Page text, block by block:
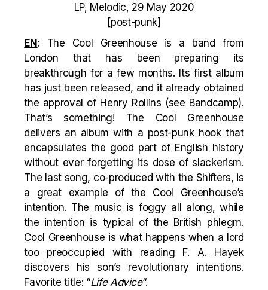
LP, Melodic, 29 May 2020
[post-punk]
EN: The Cool Greenhouse is a band from
London that has been preparing its
breakthrough for a few months. Its first album
has just been released, and it already obtained
the approval of Henry Rollins (see Bandcamp).
That’s something! The Cool Greenhouse
delivers an album with a post-punk hook that
encapsulates the good part of English history
without ever forgetting its dose of slackerism.
The last song, co-produced with the Shifters, is
a great example of the Cool Greenhouse’s
intention. The music is foggy all along, while
the intention is typical of the British phlegm.
Cool Greenhouse is what happens when a lord
too preoccupied with reading F. A. Hayek
discovers his son’s revolutionary intentions.
Favorite title: “Life Advice“.